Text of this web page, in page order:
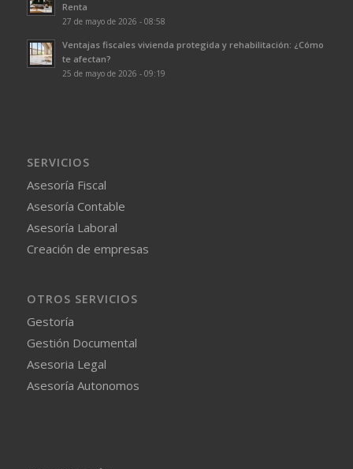
Renta
27 de mayo de 2026 - 08:58
Ventajas fiscales vivienda protegida y rehabilitación: ¿Cómo
te afectan?
25 de mayo de 2026 - 09:19
SERVICIOS
Asesoría Fiscal
Asesoría Contable
Asesoría Laboral
Creación de empresas
OTROS SERVICIOS
Gestoría
Gestión Documental
Asesoria Legal
Asesoría Autonomos